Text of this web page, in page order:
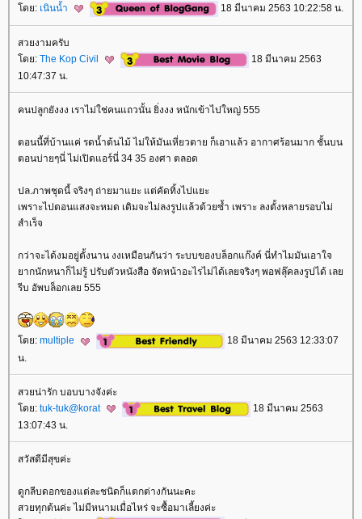
ดย: เนินน้ำ 18 มีนาคม 2563 10:22:58 น.
สวยงามครับ
ดย: The Kop Civil
18 มีนาคม 2563
10:47:37 น.
คนปลูกยังงง เราไม่ใช่คนแถวนั้น ยิ่งงง หนักเข้าไปใหญ่ 555
ตอนนี้ที่บ้านแค่ รดน้ำต้นไม้ ไม่ให้มันเหี่ยวตาย ก็เอาแล้ว อากาศร้อนมาก ชั้นบน
ตอนบ่ายๆนี่ ไม่เปิดแอร์นี่ 34 35 องศา ตลอด
ปล.ภาพชุดนี้ จริงๆ ถ่ายมาแยะ แต่คัดทิ้งไปแยะ
เพราะไปตอนแสงจะหมด เดิมจะไม่ลงรูปแล้วด้วยซ้ำ เพราะ ลงตั้งหลายรอบไม่
สำเร็จ
กว่าจะได้งมอยู่ตั้งนาน งงเหมือนกันว่า ระบบของบล็อกแก๊งค์ นี่ทำไมมันเอาใจ
ากนักหนาก็ไม่รู้ ปรับตัวหนังสือ จัดหน้าอะไรไม่ได้เลยจริงๆ พอฟลุ๊คลงรูปได้ เล
รีบ อัพบล็อกเลย 555
ดย: multiple
18 มีนาคม 2563 12:33:07
น.
สวยน่ารัก บอบบางจังค่ะ
ดย: tuk-tuk@korat
18 มีนาคม 2563
13:07:43 น.
สวัสดีมีสุขค่ะ
ดูกลีบดอกของแต่ละชนิดก็แตกต่างกันนะคะ
สวยทุกต้นค่ะ ไม่มีหนามเมื่อไหร่ จะซื้อมาเลี้ยงค่ะ